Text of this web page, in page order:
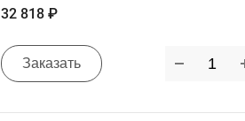
32 818 ₽
Заказать